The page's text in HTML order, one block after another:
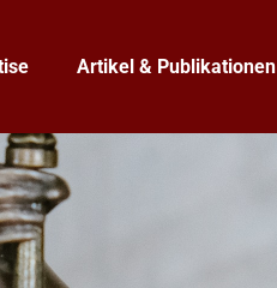
Artikel & Publikationen